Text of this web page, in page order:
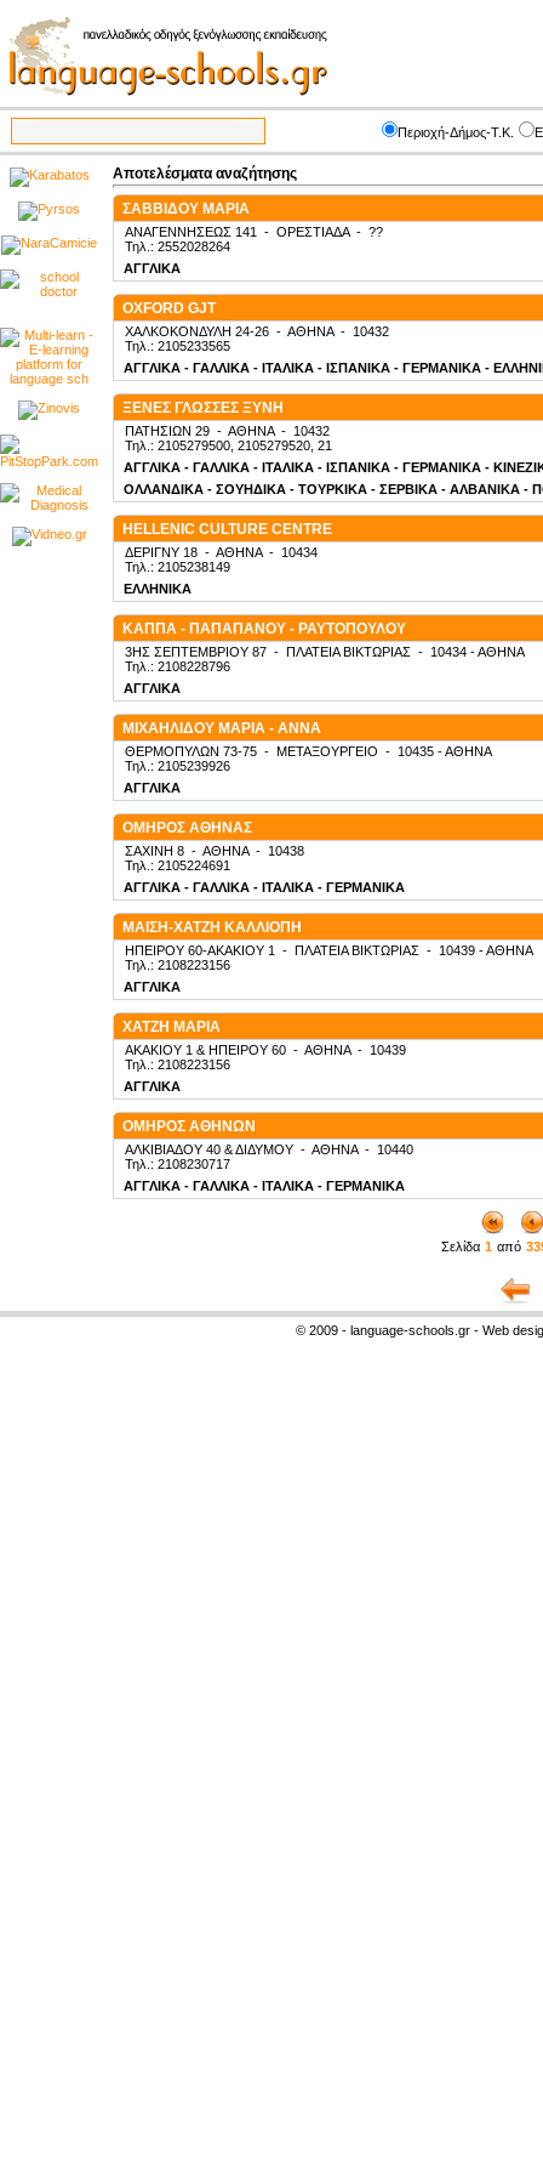
Περιοχή-Δήμος-Τ.Κ.
Αποτελέσματα αναζήτησης
ΣΑΒΒΙΔΟΥ ΜΑΡΙΑ
ΑΝΑΓΕΝΝΗΣΕΩΣ 141 - ΟΡΕΣΤΙΑΔΑ- ??
Τηλ.: 2552028264
ΑΓΓΛΙΚΑ
OXFORD GJT
ΧΑΛΚΟΚΟΝΔΥΛΗ 24-26 - ΑΘΗΝΑ- 10432
Τηλ.: 2105233565
ΑΓΓΛΙΚΑ - ΓΑΛΛΙΚΑ - ΙΤΑΛΙΚΑ - ΙΣΠΑΝΙΚΑ - ΓΕΡΜΑΝΙΚΑ -
ΞΕΝΕΣ ΓΛΩΣΣΕΣ ΞΥΝΗ
ΠΑΤΗΣΙΩΝ 29 - ΑΘΗΝΑ- 10432
Τηλ.: 2105279500, 2105279520, 21
ΑΓΓΛΙΚΑ - ΓΑΛΛΙΚΑ - ΙΤΑΛΙΚΑ - ΙΣΠΑΝΙΚΑ - ΓΕΡΜΑΝΙΚΑ -
ΟΛΛΑΝΔΙΚΑ - ΣΟΥΗΔΙΚΑ - ΤΟΥΡΚΙΚΑ - ΣΕΡΒΙΚΑ - ΑΛΒΑΝΙΚΑ -
HELLENIC CULTURE CENTRE
ΔΕΡΙΓΝΥ 18 - ΑΘΗΝΑ- 10434
Τηλ.: 2105238149
ΕΛΛΗΝΙΚΑ
ΚΑΠΠΑ - ΠΑΠΑΠΑΝΟΥ - ΡΑΥΤΟΠΟΥΛΟΥ
3ΗΣ ΣΕΠΤΕΜΒΡΙΟΥ 87 - ΠΛΑΤΕΙΑ ΒΙΚΤΩΡΙΑΣ - 10434 - ΑΘΗΝΑ
Τηλ.: 2108228796
ΑΓΓΛΙΚΑ
ΜΙΧΑΗΛΙΔΟΥ ΜΑΡΙΑ - ΑΝΝΑ
ΘΕΡΜΟΠΥΛΩΝ 73-75 - ΜΕΤΑΞΟΥΡΓΕΙΟ - 10435 - ΑΘΗΝΑ
Τηλ.: 2105239926
ΑΓΓΛΙΚΑ
ΟΜΗΡΟΣ ΑΘΗΝΑΣ
ΣΑΧΙΝΗ 8 - ΑΘΗΝΑ- 10438
Τηλ.: 2105224691
ΑΓΓΛΙΚΑ - ΓΑΛΛΙΚΑ - ΙΤΑΛΙΚΑ - ΓΕΡΜΑΝΙΚΑ
ΜΑΙΣΗ-ΧΑΤΖΗ ΚΑΛΛΙΟΠΗ
ΗΠΕΙΡΟΥ 60-ΑΚΑΚΙΟΥ 1 - ΠΛΑΤΕΙΑ ΒΙΚΤΩΡΙΑΣ - 10439 - ΑΘΗΝΑ
Τηλ.: 2108223156
ΑΓΓΛΙΚΑ
ΧΑΤΖΗ ΜΑΡΙΑ
ΑΚΑΚΙΟΥ 1 & ΗΠΕΙΡΟΥ 60 - ΑΘΗΝΑ- 10439
Τηλ.: 2108223156
ΑΓΓΛΙΚΑ
ΟΜΗΡΟΣ ΑΘΗΝΩΝ
ΑΛΚΙΒΙΑΔΟΥ 40 & ΔΙΔΥΜΟΥ - ΑΘΗΝΑ- 10440
Τηλ.: 2108230717
ΑΓΓΛΙΚΑ - ΓΑΛΛΙΚΑ - ΙΤΑΛΙΚΑ - ΓΕΡΜΑΝΙΚΑ
Σελίδα 1 από
© 2009 - language-schools.gr - Web